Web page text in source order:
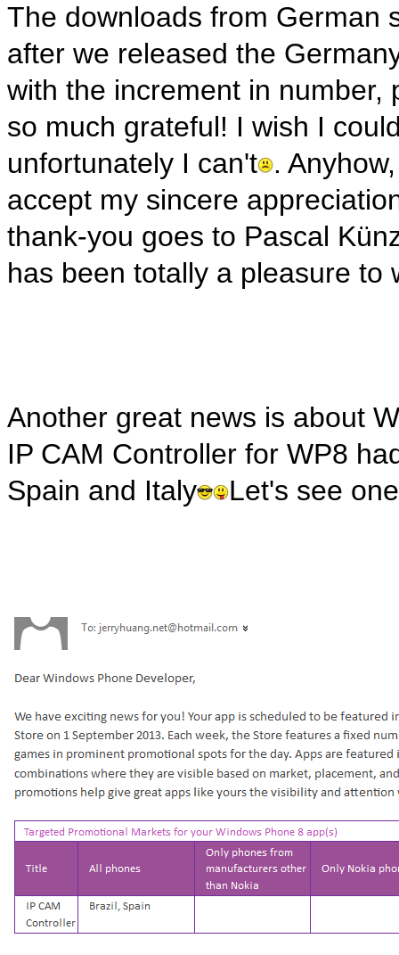
The downloads from German
after we released the
with the increment in number,
so much grateful! I wish I
unfortunately I can't .
accept my sincere
thank-you goes to Pascal
has been totally a pleasure to
Another great news is about
IP CAM Controller for WP8
Spain and Italy
Let's see